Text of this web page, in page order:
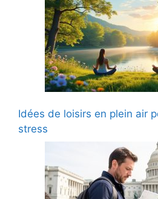
Idées de loisirs en plein air
stress